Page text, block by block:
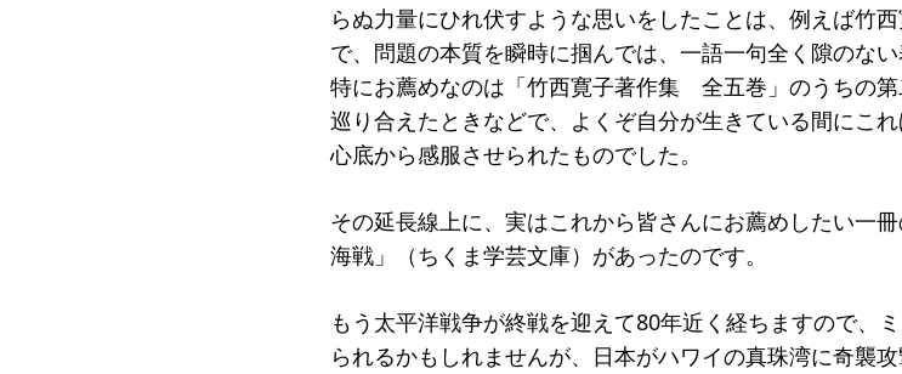
らぬ力量にひれ伏すような思いをしたことは、例えば竹
で、問題の本質を瞬時に掴んでは、一語一句全く隙の
特にお薦めなのは「竹西寛子著作集 全五巻」のうちの
巡り合えたときなどで、よくぞ自分が生きている間にこ
心底から感服させられたものでした。
その延長線上に、実はこれから皆さんにお薦めしたい一
海戦」（ちくま学芸文庫）があったのです。
もう太平洋戦争が終戦を迎えて80年近く経ちますので、
られるかもしれませんが、日本がハワイの真珠湾に奇襲